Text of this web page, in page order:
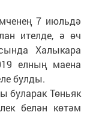
7 июльдә
ителде, ә өч
Халыкара
елның маена
булды.
буларак Төньяк
белән көтәм